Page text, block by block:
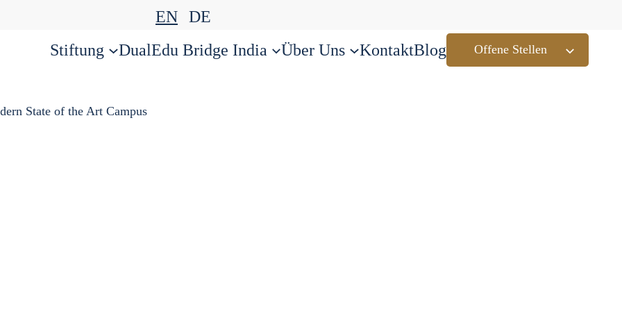
EN
DE
Stiftung
DualEdu Bridge India Über Uns KontaktBlog Offene Stellen